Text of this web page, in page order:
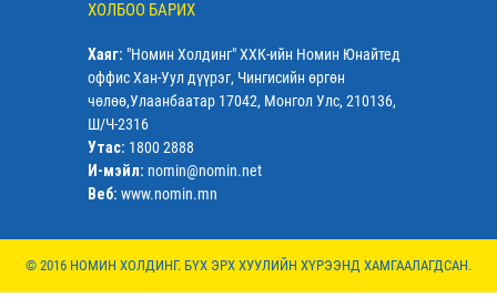
ХОЛБОО БАРИХ
Хаяг: "Номин Холдинг" ХХК-ийн Номин Юнайтед
оффис Хан-Уул дүүрэг, Чингисийн өргөн
чөлөө,Улаанбаатар 17042, Монгол Улс, 210136,
Ш/Ч-2316
Утас: 1800 2888
И-мэйл: nomin@nomin.net
Веб: www.nomin.mn
© 2016 НОМИН ХОЛДИНГ. БҮХ ЭРХ ХУУЛИЙН ХҮРЭЭНД ХАМГААЛАГДСАН.